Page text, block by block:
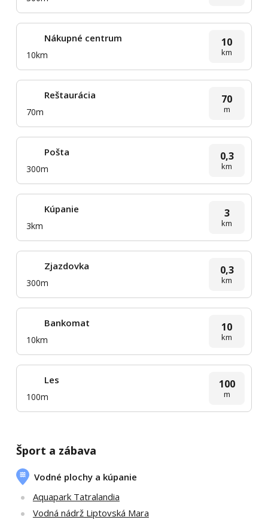
Nákupné centrum
10km
10
km
Reštaurácia
70m
70
m
Pošta
300m
0,3
km
Kúpanie
3km
3
km
Zjazdovka
300m
0,3
km
Bankomat
10km
10
km
Les
100m
100
m
Šport a zábava
Vodné plochy a kúpanie
Aquapark Tatralandia
Vodná nádrž Liptovská Mara